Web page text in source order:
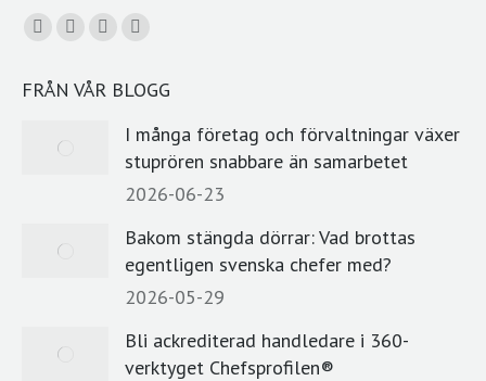
Du hittar oss på:
Facebook
opens
new
YouTube
opens
Linkedin
opens
new
window
E-
page
opens
in
new
window
FRÅN VÅR BLOGG
I många företag och förvaltningar växer
stuprören snabbare än samarbetet
2026-06-23
Bakom stängda dörrar: Vad brottas
egentligen svenska chefer med?
2026-05-29
Bli ackrediterad handledare i 360-
verktyget Chefsprofilen®